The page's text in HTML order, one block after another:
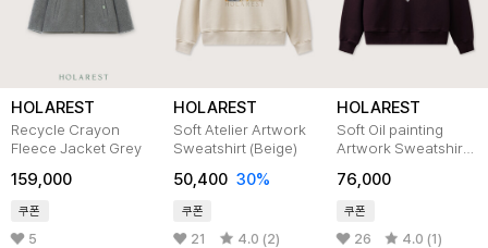
HOLAREST
Recycle Crayon
Fleece Jacket Grey
159,000
쿠폰
5
HOLAREST
Soft Atelier Artwork
Sweatshirt (Beige)
50,400 30%
쿠폰
21 4.0 (2)
HOLAREST
Soft Oil painting
Artwork Sweatshirt
76,000
쿠폰
26 4.0 (1)